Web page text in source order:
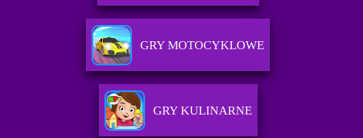
GRY MOTOCYKLOWE
GRY KULINARNE